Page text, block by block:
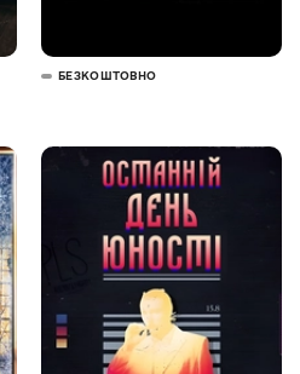
БЕЗКОШТОВНО